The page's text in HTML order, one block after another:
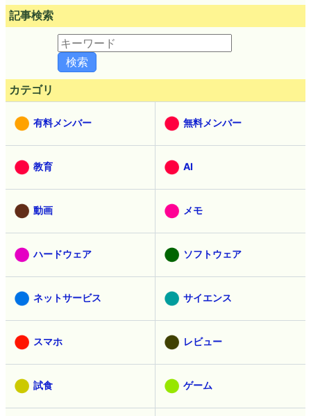
記事検索
カテゴリ
有料メンバー 無料メンバー
教育 AI
動画 メモ
ハードウェア ソフトウェア
ネットサービス サイエンス
スマホ レビュー
試食 ゲーム